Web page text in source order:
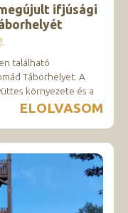
ifjúsági
található
Táborhelyet. A
környezete és a
ELOLVASOM